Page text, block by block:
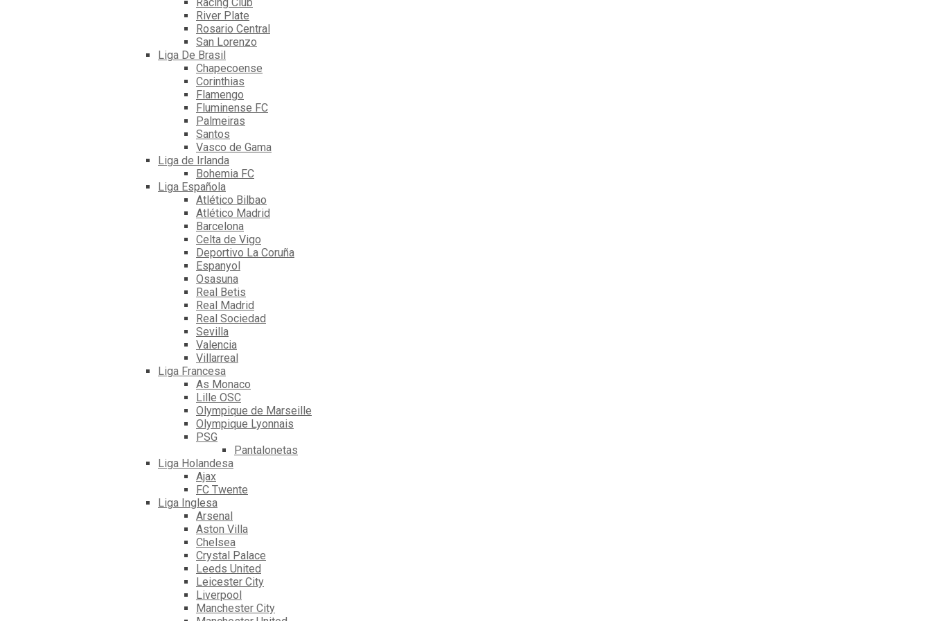
River Plate
Rosario Central
San Lorenzo
Liga De Brasil
Chapecoense
Corinthias
Flamengo
Fluminense FC
Palmeiras
Santos
Vasco de Gama
Liga de Irlanda
Bohemia FC
Liga Española
Atlético Bilbao
Atlético Madrid
Barcelona
Celta de Vigo
Deportivo La Coruña
Espanyol
Osasuna
Real Betis
Real Madrid
Real Sociedad
Sevilla
Valencia
Villarreal
Liga Francesa
As Monaco
Lille OSC
Olympique de Marseille
Olympique Lyonnais
PSG
Pantalonetas
Liga Holandesa
Ajax
FC Twente
Liga Inglesa
Arsenal
Aston Villa
Chelsea
Crystal Palace
Leeds United
Leicester City
Liverpool
Manchester City